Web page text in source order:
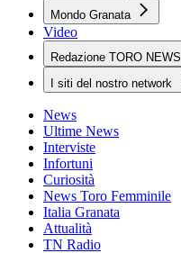
Mondo Granata
Video
Redazione TORO NEWS
I siti del nostro network
News
Ultime News
Interviste
Infortuni
Curiosità
News Toro Femminile
Italia Granata
Attualità
TN Radio